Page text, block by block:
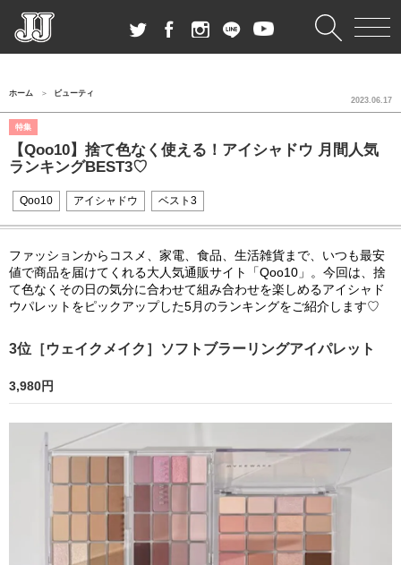
ホーム ビューティ
特集
【Qoo10】捨て色なく使える！アイシャドウ 月間人気
ランキングBEST3♡
2023.06.17
Qoo10 アイシャドウ ベスト3
ファッションからコスメ、家電、食品、生活雑貨まで、いつも最安
値で商品を届けてくれる大人気通販サイト「Qoo10」。今回は、捨
て色なくその日の気分に合わせて組み合わせを楽しめるアイシャド
ウパレットをピックアップした5月のランキングをご紹介します♡
3位［ウェイクメイク］ソフトブラーリングアイパレット
3,980円